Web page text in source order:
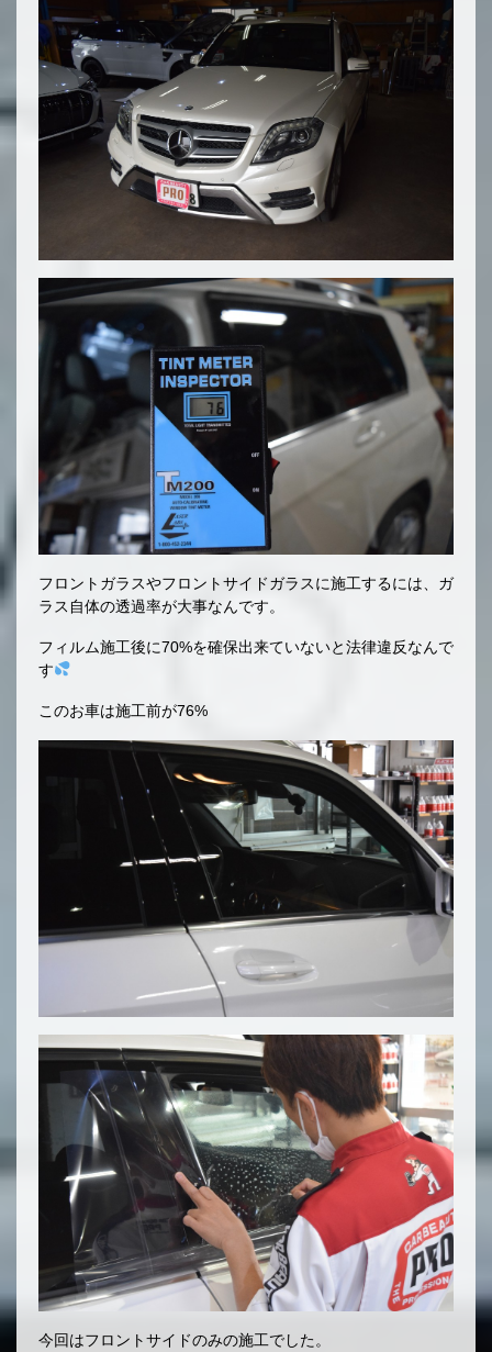
フロントガラスやフロントサイドガラスに施工するには、ガ
ラス自体の透過率が大事なんです。
フィルム施工後に70%を確保出来ていないと法律違反なんで
す
このお車は施工前が76%
今回はフロントサイドのみの施工でした。